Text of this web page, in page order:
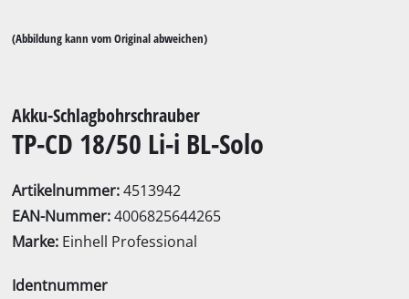
(Abbildung kann vom Original abweichen)
Akku-Schlagbohrschrauber
TP-CD 18/50 Li-i BL-Solo
Artikelnummer:4513942
EAN-Nummer:4006825644265
Marke: Einhell Professional
Identnummer